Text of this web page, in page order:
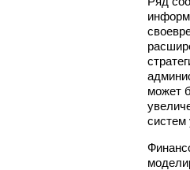
может
систем